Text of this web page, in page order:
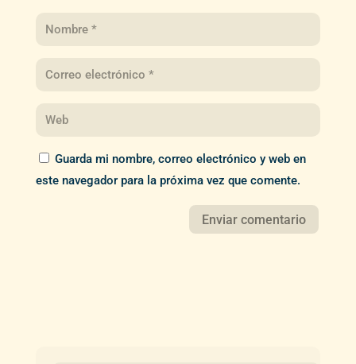
Guarda mi nombre, correo electrónico y web en
este navegador para la próxima vez que comente.